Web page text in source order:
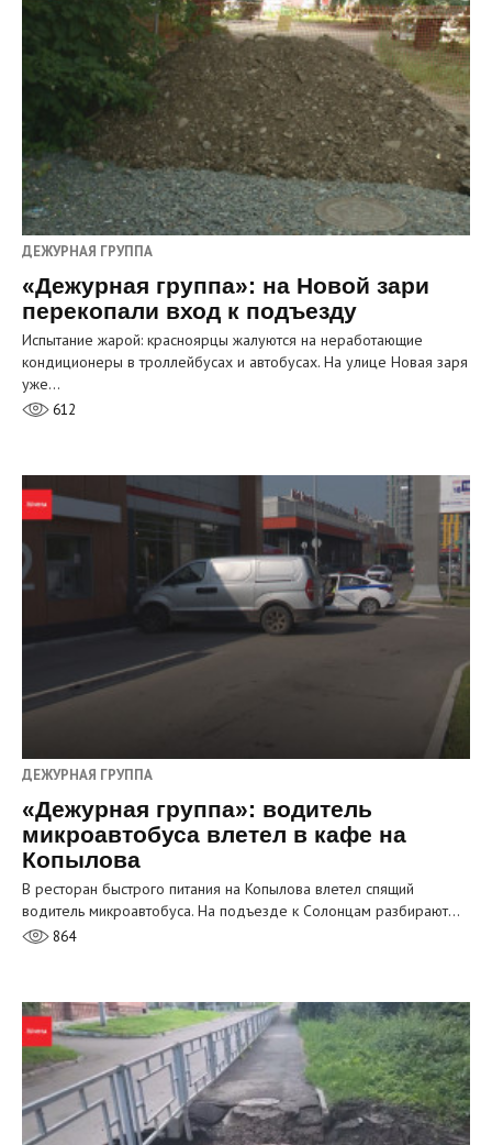
ДЕЖУРНАЯ ГРУППА
«Дежурная группа»: на Новой зари
перекопали вход к подъезду
Испытание жарой: красноярцы жалуются на неработающие
кондиционеры в троллейбусах и автобусах. На улице Новая заря
уже…
612
ДЕЖУРНАЯ ГРУППА
«Дежурная группа»: водитель
микроавтобуса влетел в кафе на
Копылова
В ресторан быстрого питания на Копылова влетел спящий
водитель микроавтобуса. На подъезде к Солонцам разбирают…
864